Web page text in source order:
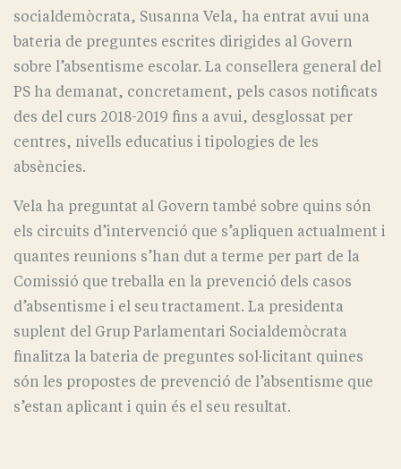
socialdemòcrata, Susanna Vela, ha entrat avui una
bateria de preguntes escrites dirigides al Govern
sobre l’absentisme escolar. La consellera general del
PS ha demanat, concretament, pels casos notificats
des del curs 2018-2019 fins a avui, desglossat per
centres, nivells educatius i tipologies de les
absències.
Vela ha preguntat al Govern també sobre quins són
els circuits d’intervenció que s’apliquen actualment i
quantes reunions s’han dut a terme per part de la
Comissió que treballa en la prevenció dels casos
d’absentisme i el seu tractament. La presidenta
suplent del Grup Parlamentari Socialdemòcrata
finalitza la bateria de preguntes sol·licitant quines
són les propostes de prevenció de l’absentisme que
s’estan aplicant i quin és el seu resultat.